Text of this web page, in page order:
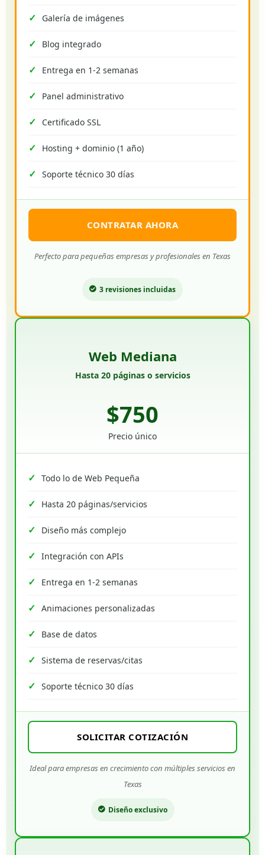
Galería de imágenes
Blog integrado
Entrega en 1-2 semanas
Panel administrativo
Certificado SSL
Hosting + dominio (1 año)
Soporte técnico 30 días
CONTRATAR AHORA
Perfecto para pequeñas empresas y profesionales en Texas
3 revisiones incluidas
Web Mediana
Hasta 20 páginas o servicios
$750
Precio único
Todo lo de Web Pequeña
Hasta 20 páginas/servicios
Diseño más complejo
Integración con APIs
Entrega en 1-2 semanas
Animaciones personalizadas
Base de datos
Sistema de reservas/citas
Soporte técnico 30 días
SOLICITAR COTIZACIÓN
Ideal para empresas en crecimiento con múltiples servicios en
Texas
Diseño exclusivo